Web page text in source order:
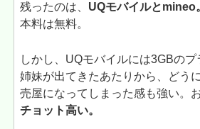
残ったのは、 UQモバイルとmineo
本料は無料。
しかし、UQモバイルには3GBの
姉妹が出てきたあたりから、どう
売屋になってしまった感も強い。
チョット高い。